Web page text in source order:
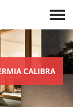
CALIBRA